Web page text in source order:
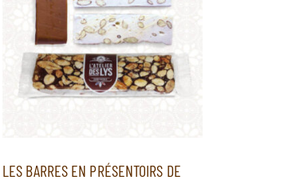
LES BARRES EN PRÉSENTOIRS DE